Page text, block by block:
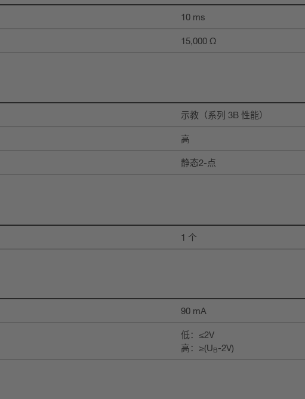
10 ms
15,000 Ω
示教（系列 3B 性能）
高
静态2-点
1 个
90 mA
低：≤2V
高：≥(UB-2V)